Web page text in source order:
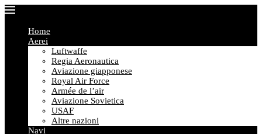
Home
Aerei
Luftwaffe
Regia Aeronautica
Aviazione giapponese
Royal Air Force
Armée de l’air
Aviazione Sovietica
USAF
Altre nazioni
Navi